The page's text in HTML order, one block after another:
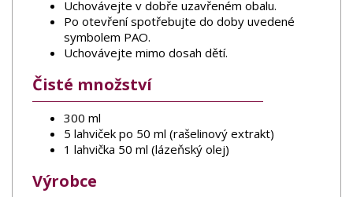
Uchovávejte v dobře uzavřeném obalu.
Po otevření spotřebujte do doby uvedené
symbolem PAO.
Uchovávejte mimo dosah dětí.
Čisté množství
300 ml
5 lahviček po 50 ml (rašelinový extrakt)
1 lahvička 50 ml (lázeňský olej)
Výrobce